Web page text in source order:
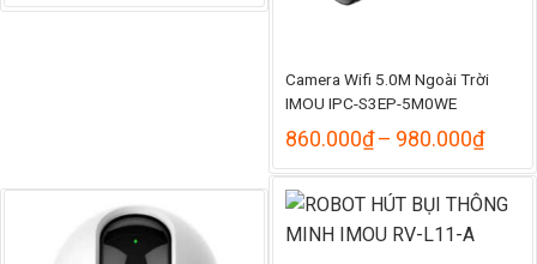
Camera Wifi 5.0M Ngoài Trời
IMOU IPC-S3EP-5M0WE
860.000₫– 980.000₫
từ
từ
720.000₫